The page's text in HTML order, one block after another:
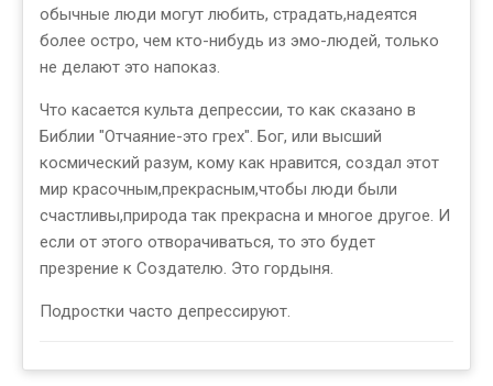
обычные люди могут любить, страдать,надеятся
более остро, чем кто-нибудь из эмо-людей, только
не делают это напоказ.
Что касается культа депрессии, то как сказано в
Библии "Отчаяние-это грех". Бог, или высший
космический разум, кому как нравится, создал этот
мир красочным,прекрасным,чтобы люди были
счастливы,природа так прекрасна и многое другое. И
если от этого отворачиваться, то это будет
презрение к Создателю. Это гордыня.
Подростки часто депрессируют.